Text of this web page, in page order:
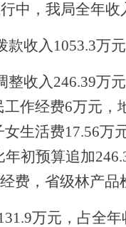
中， 我局全年收
款收入 1053.3万元
整收入246.39万
作经费6万元
生活费17.56万元
年初预算追加
费，省级林产品
万元 ，占全